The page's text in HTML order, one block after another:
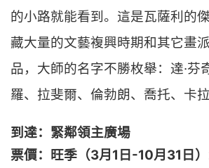
的小路就能看到。這是瓦薩利的
藏大量的文藝複興時期和其它畫
品，大師的名字不勝枚舉：達·芬
羅、拉斐爾、倫勃朗、喬托、卡拉
到達：緊鄰領主廣場
票價：旺季（3月1日-10月31日